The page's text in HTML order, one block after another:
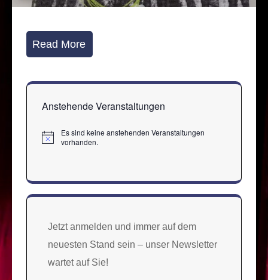
Read More
Anstehende Veranstaltungen
Hinweis
Es sind keine anstehenden Veranstaltungen
vorhanden.
Jetzt anmelden und immer auf dem
neuesten Stand sein – unser Newsletter
wartet auf Sie!